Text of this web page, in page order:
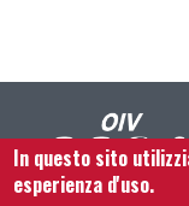
In questo sito
esperienza d'uso.